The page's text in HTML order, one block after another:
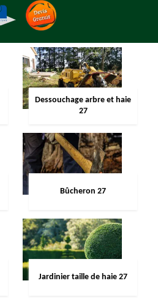
Dessouchage arbre et haie
27
Bûcheron 27
Jardinier taille de haie 27